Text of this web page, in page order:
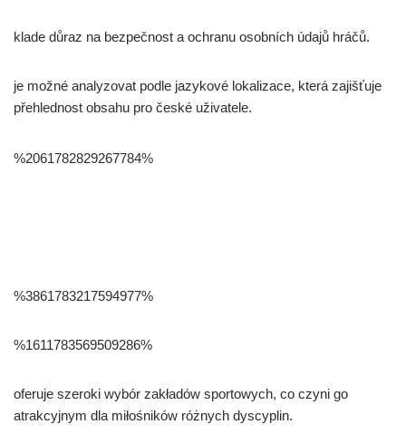
klade důraz na bezpečnost a ochranu osobních údajů hráčů.
je možné analyzovat podle jazykové lokalizace, která zajišťuje
přehlednost obsahu pro české uživatele.
%2061782829267784%
%3861783217594977%
%1611783569509286%
oferuje szeroki wybór zakładów sportowych, co czyni go
atrakcyjnym dla miłośników różnych dyscyplin.